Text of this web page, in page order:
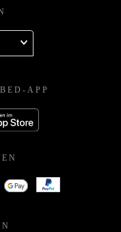
APP